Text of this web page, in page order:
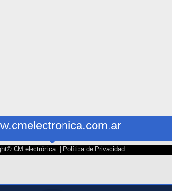
CM electrónica. | Política de Privacidad